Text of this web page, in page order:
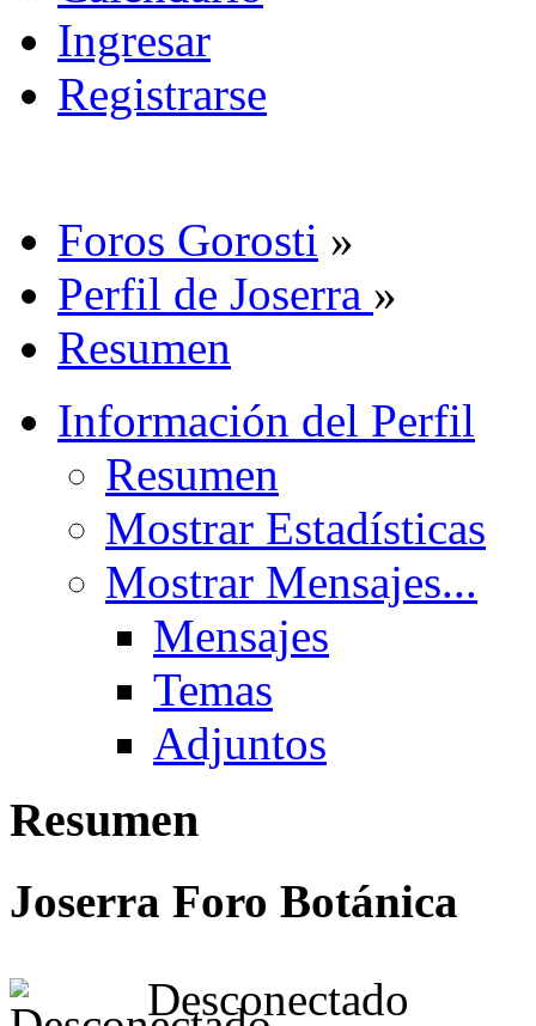
Ingresar
Registrarse
Foros Gorosti »
Perfil de Joserra »
Resumen
Información del Perfil
Resumen
Mostrar Estadísticas
Mostrar Mensajes...
Mensajes
Temas
Adjuntos
Resumen
Joserra Foro Botánica
Desconectado